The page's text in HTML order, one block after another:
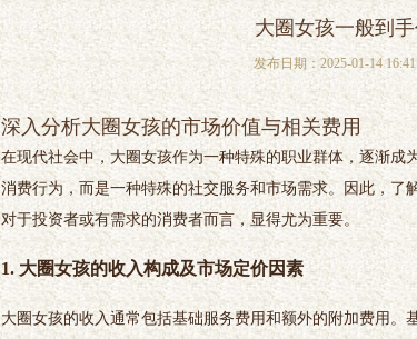
大圈女孩一般到
发布日期：2025-01-14
深入分析大圈女孩的市场价值与相关费用
在现代社会中，大圈女孩作为一种特殊的职业群体，逐渐
消费行为，而是一种特殊的社交服务和市场需求。因此，了
对于投资者或有需求的消费者而言，显得尤为重要。
1. 大圈女孩的收入构成及市场定价因素
大圈女孩的收入通常包括基础服务费用和额外的附加费用